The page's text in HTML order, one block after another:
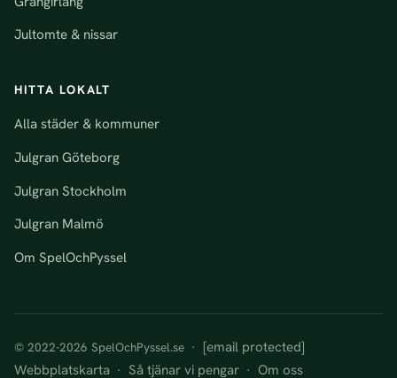
Jultomte & nissar
HITTA LOKALT
Alla städer & kommuner
Julgran Göteborg
Julgran Stockholm
Julgran Malmö
Om SpelOchPyssel
© 2022-2026 SpelOchPyssel.se · [email protected]
Webbplatskarta · Så tjänar vi pengar · Om oss